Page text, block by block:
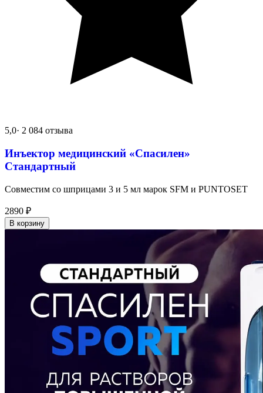
5,0· 2 084 отзыва
Инъектор медицинский «Спасилен»
Стандартный
Совместим со шприцами 3 и 5 мл марок SFM и PUNTOSET
2890 ₽
В корзину